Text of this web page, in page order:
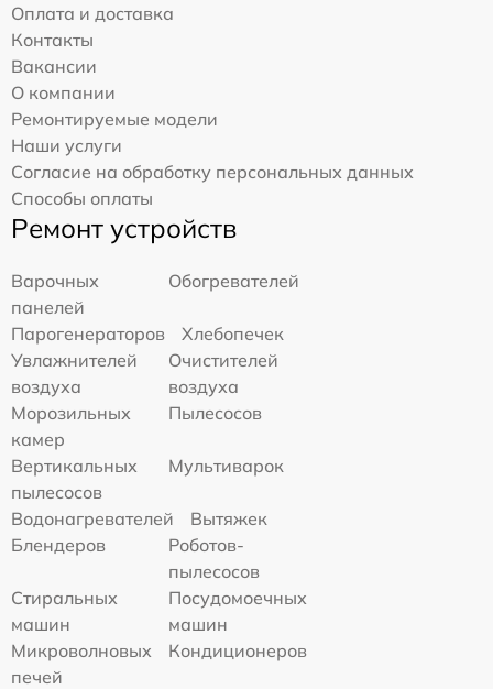
Оплата и доставка
Контакты
Вакансии
О компании
Ремонтируемые модели
Наши услуги
Согласие на обработку персональных данных
Способы оплаты
Ремонт устройств
Варочных
панелей
Обогревателей
Парогенераторов
Хлебопечек
Увлажнителей
воздуха
Очистителей
воздуха
Морозильных
камер
Пылесосов
Вертикальных
пылесосов
Мультиварок
Водонагревателей
Вытяжек
Блендеров
Роботов-
пылесосов
Стиральных
машин
Посудомоечных
машин
Микроволновых
печей
Кондиционеров